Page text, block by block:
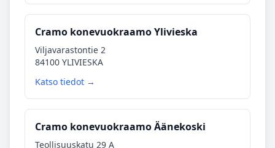
Cramo konevuokraamo Ylivieska
Viljavarastontie 2
84100 YLIVIESKA
Katso tiedot →
Cramo konevuokraamo Äänekoski
Teollisuuskatu 29 A